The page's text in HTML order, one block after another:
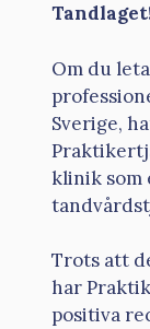
Om du
Sverige,
klinik som
Trots att
har
positiva